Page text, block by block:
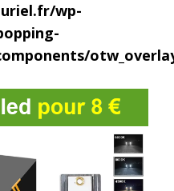
wp-